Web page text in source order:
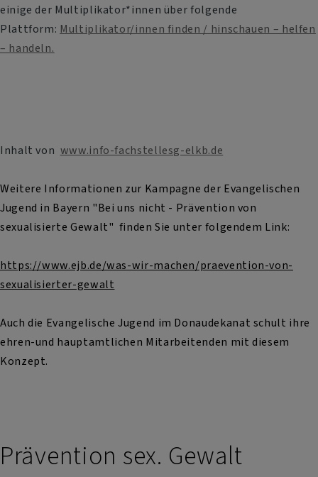
einige der Multiplikator*innen über folgende
Plattform: Multiplikator/innen finden / hinschauen – helfen
– handeln.
Inhalt von www.info-fachstellesg-elkb.de
Weitere Informationen zur Kampagne der Evangelischen
Jugend in Bayern "Bei uns nicht - Prävention von
sexualisierte Gewalt" finden Sie unter folgendem Link:
https://www.ejb.de/was-wir-machen/praevention-von-
sexualisierter-gewalt
Auch die Evangelische Jugend im Donaudekanat schult ihre
ehren-und hauptamtlichen Mitarbeitenden mit diesem
Konzept.
Prävention sex. Gewalt